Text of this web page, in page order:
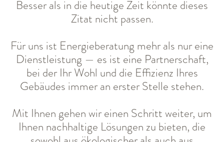
Besser als in die heutige Zeit könnte dieses
Zitat nicht passen.
Für uns ist Energieberatung mehr als nur eine
Dienstleistung — es ist eine Partnerschaft,
bei der Ihr Wohl und die Effizienz Ihres
Gebäudes immer an erster Stelle stehen.
Mit Ihnen gehen wir einen Schritt weiter, um
Ihnen nachhaltige Lösungen zu bieten, die